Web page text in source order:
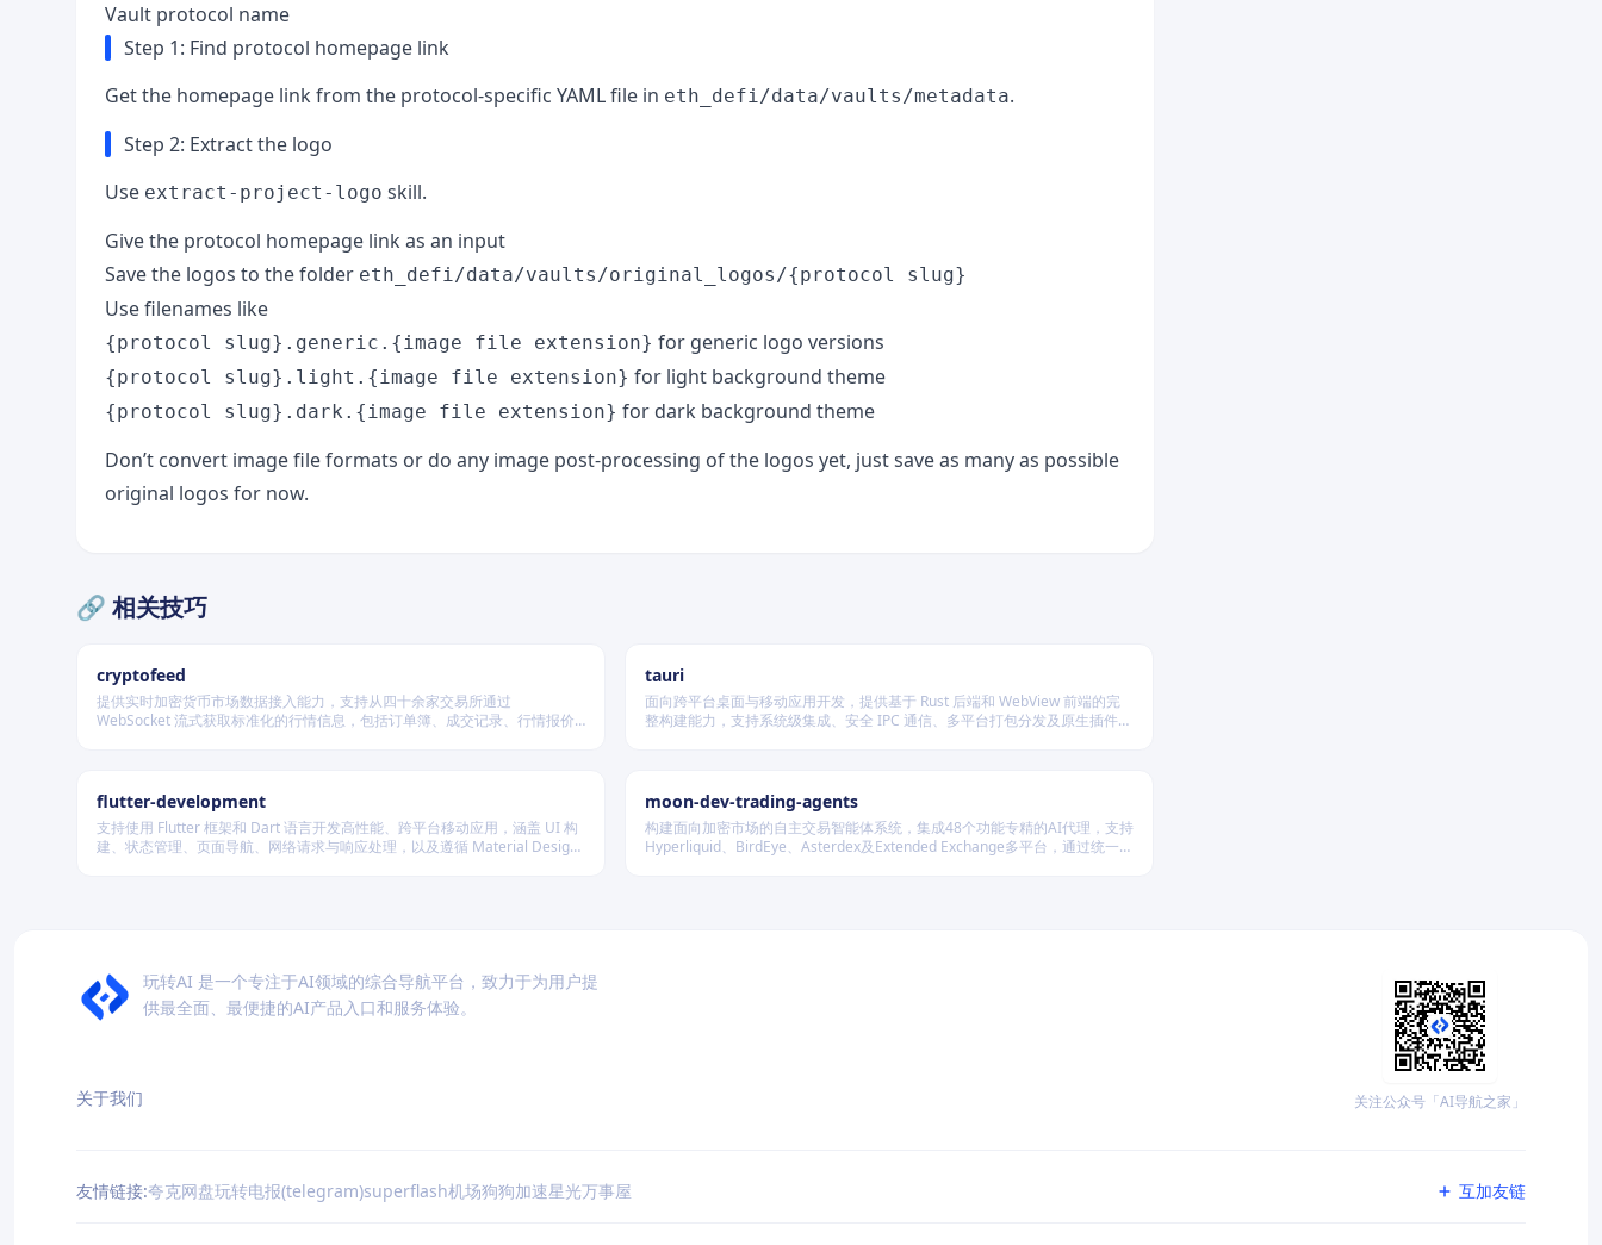
Vault protocol name
Step 1: Find protocol homepage link
Get the homepage link from the protocol-specific YAML file in eth_defi/data/vaults/metadata.
Step 2: Extract the logo
Use extract-project-logo skill.
Give the protocol homepage link as an input
Save the logos to the folder eth_defi/data/vaults/original_logos/{protocol slug}
Use filenames like
{protocol slug}.generic.{image file extension} for generic logo versions
{protocol slug}.light.{image file extension} for light background theme
{protocol slug}.dark.{image file extension} for dark background theme
Don’t convert image file formats or do any image post-processing of the logos yet, just save as many as possible
original logos for now.
🔗 相关技巧
cryptofeed
提供实时加密货币市场数据接入能力，支持从四十余家交易所通过
WebSocket 流式获取标准化的行情信息，包括订单簿、成交记录、行情报价
tauri
面向跨平台桌面与移动应用开发，提供基于 Rust 后端和 WebView 前端的完
整构建能力，支持系统级集成、安全 IPC 通信、多平台打包分发及原生插件扩
flutter-development
支持使用 Flutter 框架和 Dart 语言开发高性能、跨平台移动应用，涵盖 UI 构
建、状态管理、页面导航、网络请求与响应处理，以及遵循 Material Design
moon-dev-trading-agents
构建面向加密市场的自主交易智能体系统，集成48个功能专精的AI代理，支持
Hyperliquid、BirdEye、Asterdex及Extended Exchange多平台，通过统一
玩转AI 是一个专注于AI领域的综合导航平台，致力于为用户提
供最全面、最便捷的AI产品入口和服务体验。
关于我们 关注公众号「AI导航之家」
友情链接:夸克网盘玩转电报(telegram)superflash机场狗狗加速星光万事屋 互加友链